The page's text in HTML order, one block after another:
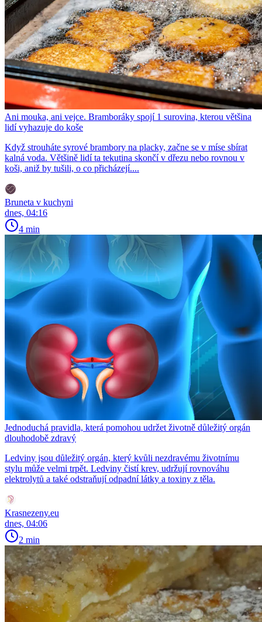
Ani mouka, ani vejce. Bramboráky spojí 1 surovina, kterou většina
lidí vyhazuje do koše
Když strouháte syrové brambory na placky, začne se v míse sbírat
kalná voda. Většině lidí ta tekutina skončí v dřezu nebo rovnou v
koši, aniž by tušili, o co přicházejí....
Bruneta v kuchyni
dnes, 04:16
4 min
Jednoduchá pravidla, která pomohou udržet životně důležitý orgán
dlouhodobě zdravý
Ledviny jsou důležitý orgán, který kvůli nezdravému životnímu
stylu může velmi trpět. Ledviny čistí krev, udržují rovnováhu
elektrolytů a také odstraňují odpadní látky a toxiny z těla.
Krasnezeny.eu
dnes, 04:06
2 min